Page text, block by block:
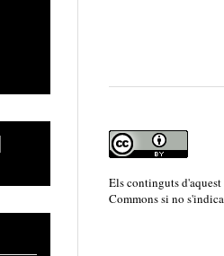
Els continguts
Commonssi no